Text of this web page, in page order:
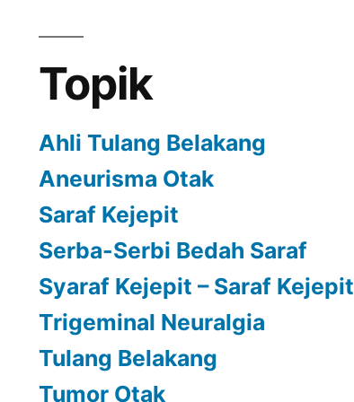
Topik
Ahli Tulang Belakang
Aneurisma Otak
Saraf Kejepit
Serba-Serbi Bedah Saraf
Syaraf Kejepit – Saraf Kejepit
Trigeminal Neuralgia
Tulang Belakang
Tumor Otak